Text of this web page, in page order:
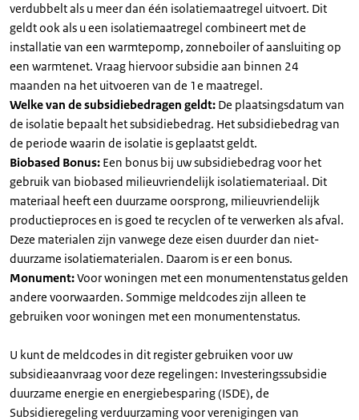
verdubbelt als u meer dan één isolatiemaatregel uitvoert. Dit
geldt ook als u een isolatiemaatregel combineert met de
installatie van een warmtepomp, zonneboiler of aansluiting op
een warmtenet. Vraag hiervoor subsidie aan binnen 24
maanden na het uitvoeren van de 1e maatregel.
Welke van de subsidiebedragen geldt: De plaatsingsdatum van
de isolatie bepaalt het subsidiebedrag. Het subsidiebedrag van
de periode waarin de isolatie is geplaatst geldt.
Biobased Bonus: Een bonus bij uw subsidiebedrag voor het
gebruik van biobased milieuvriendelijk isolatiemateriaal. Dit
materiaal heeft een duurzame oorsprong, milieuvriendelijk
productieproces en is goed te recyclen of te verwerken als afval.
Deze materialen zijn vanwege deze eisen duurder dan niet-
duurzame isolatiematerialen. Daarom is er een bonus.
Monument:Voor woningen met een monumentenstatus gelden
andere voorwaarden. Sommige meldcodes zijn alleen te
gebruiken voor woningen met een monumentenstatus.
U kunt de meldcodes in dit register gebruiken voor uw
subsidieaanvraag voor deze regelingen: Investeringssubsidie
duurzame energie en energiebesparing (ISDE), de
Subsidieregeling verduurzaming voor verenigingen van